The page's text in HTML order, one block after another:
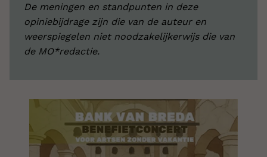
De meningen en standpunten in deze
opiniebijdrage zijn die van de auteur en
weerspiegelen niet noodzakelijkerwijs die van
de MO*redactie.